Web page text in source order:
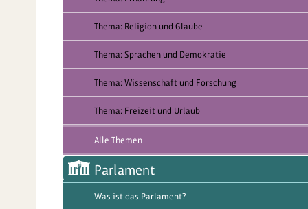
Thema: Religion und Glaube
Thema: Sprachen und Demokratie
Thema: Wissenschaft und Forschung
Thema: Freizeit und Urlaub
Alle Themen
Parlament
Was ist das Parlament?